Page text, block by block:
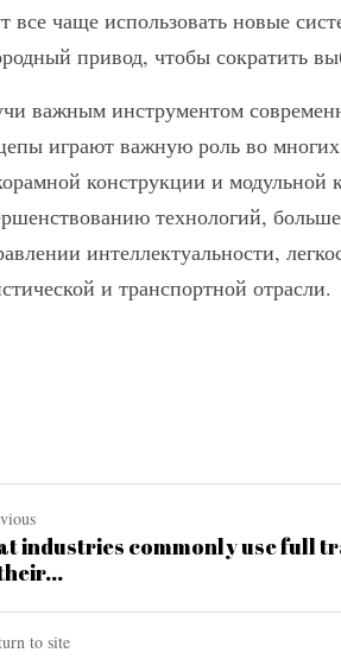
все чаще использовать новые
привод, чтобы сократить
важным инструментом
играют важную роль во многих
конструкции и модульной
технологий,
интеллектуальности,
и транспортной отрасли.
industries commonly use full
to site